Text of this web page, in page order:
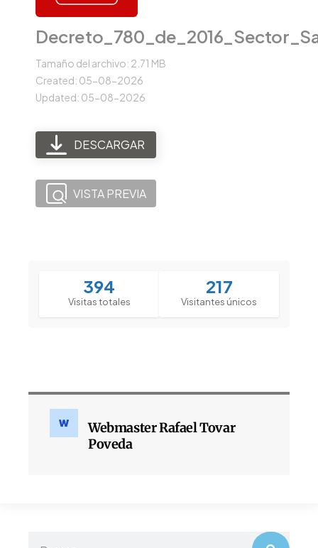
Tamaño del archivo: 2.71 MB
Created: 05-08-2026
Updated: 05-08-2026
DESCARGAR
VISTA PREVIA
394
Visitas totales
217
Visitantes únicos
Webmaster Rafael Tovar
Poveda